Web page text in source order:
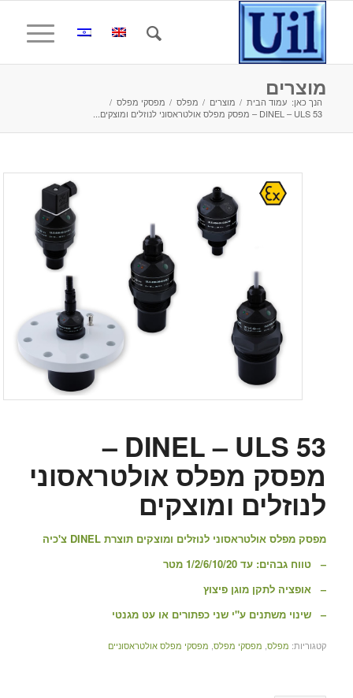
מוצרים
הנך כאן: עמוד הבית / מוצרים / מפלס / מפסקי מפלס /
DINEL – ULS 53 – מפסק מפלס אולטראסוני לנוזלים ומוצקים...
DINEL – ULS 53 –
מפסק מפלס אולטראסוני
לנוזלים ומוצקים
מפסק מפלס אולטראסוני לנוזלים ומוצקים תוצרת DINEL צ'כיה
– טווח גבהים: עד 1/2/6/10/20 מטר
– אופציה לתקן מוגן פיצוץ
– שינוי משתנים ע"י שני כפתורים או עט מגנטי
קטגוריות: מפלס, מפסקי מפלס, מפסקי מפלס אולטראסוניים